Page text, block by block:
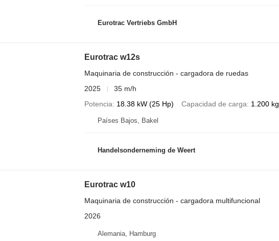
Eurotrac Vertriebs GmbH
Eurotrac w12s
Maquinaria de construcción - cargadora de ruedas
2025
35 m/h
Potencia
18.38 kW (25 Hp) Capacidad de carga 1.200 kg
Países Bajos, Bakel
Handelsonderneming de Weert
Eurotrac w10
Maquinaria de construcción - cargadora multifuncional
2026
Alemania, Hamburg